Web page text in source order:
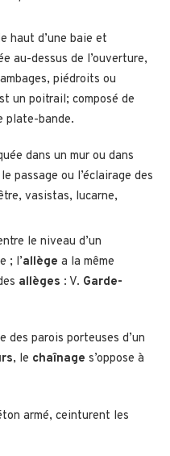
haut d’une baie et
au-dessus de l’ouverture,
piédroits ou
un poitrail; composé de
plate-bande.
dans un mur ou dans
passage ou l’éclairage des
vasistas, lucarne,
le niveau d’un
; l’allège a la même
allèges : V. Garde-
des parois porteuses d’un
, le chaînage s’oppose à
armé, ceinturent les